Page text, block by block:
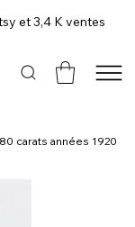
et 3,4 K ventes
carats années 1920